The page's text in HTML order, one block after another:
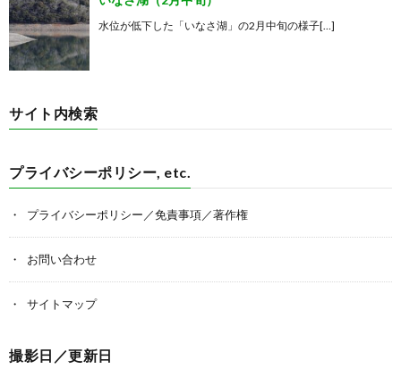
水位が低下した「いなさ湖」の2月中旬の様子[…]
サイト内検索
プライバシーポリシー, etc.
プライバシーポリシー／免責事項／著作権
お問い合わせ
サイトマップ
撮影日／更新日